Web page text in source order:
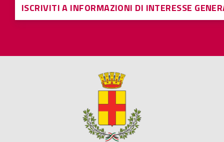
ISCRIVITI A INFORMAZIONI DI INTERESSE